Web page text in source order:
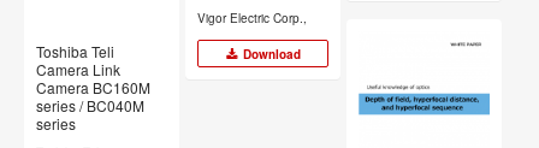
Toshiba Teli
Camera Link
Camera BC160M
series / BC040M
series
Vigor Electric Corp.,
Download